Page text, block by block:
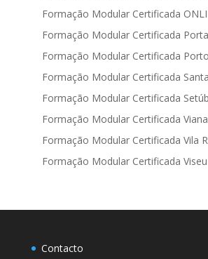
Formação Modular Certificada
Formação Modular Certificada
Formação Modular Certificada Porto
Formação Modular Certificada
Formação Modular Certificada
Formação Modular Certificada
Formação Modular Certificada Vila
Formação Modular Certificada Viseu
Contacto